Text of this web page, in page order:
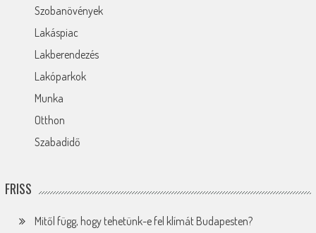
Szobanövények
Lakáspiac
Lakberendezés
Lakóparkok
Munka
Otthon
Szabadidő
FRISS
Mitől függ, hogy tehetünk-e fel klímát Budapesten?